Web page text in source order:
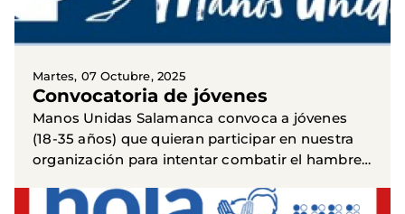
Martes, 07 Octubre, 2025
Convocatoria de jóvenes
Manos Unidas Salamanca convoca a jóvenes
(18-35 años) que quieran participar en nuestra
organización para intentar combatir el hambre
ofrece un proyecto...